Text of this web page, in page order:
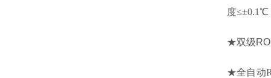
度≤±0.1℃
★双级RO
★全自动